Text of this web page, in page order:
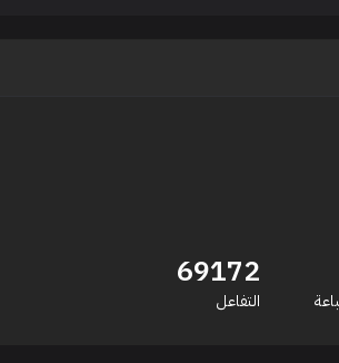
69172
التفاعل